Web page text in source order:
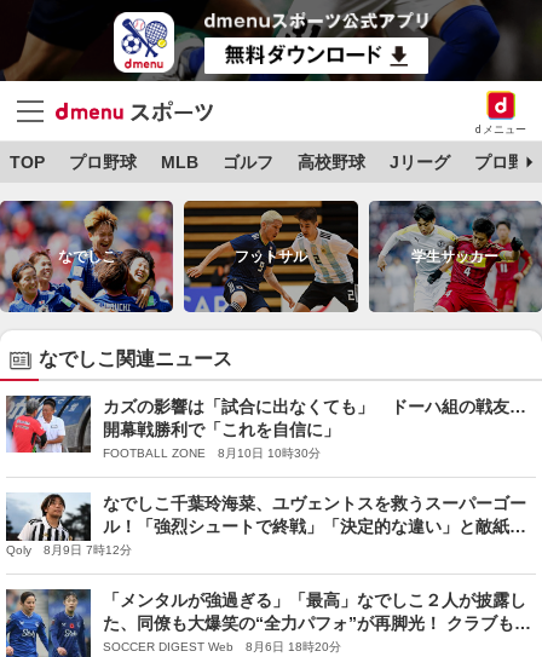
dメニュー
TOP プロ野球 MLB ゴルフ 高校野球 Jリーグ プロ野
なでしこ フットサル 学生サッカー
なでしこ関連ニュース
カズの影響は「試合に出なくても」 ドーハ組の戦友…
開幕戦勝利で「これを自信に」
FOOTBALL ZONE 8月10日 10時30分
なでしこ千葉玲海菜、ユヴェントスを救うスーパーゴー
ル！「強烈シュートで終戦」「決定的な違い」と敵紙脱
帽
Qoly 8月9日 7時12分
「メンタルが強過ぎる」「最高」なでしこ２人が披露し
た、同僚も大爆笑の“全力パフォ”が再脚光！ クラブも絶
賛「これまで見た中で最高のモノの一つ」
SOCCER DIGEST Web 8月6日 18時20分